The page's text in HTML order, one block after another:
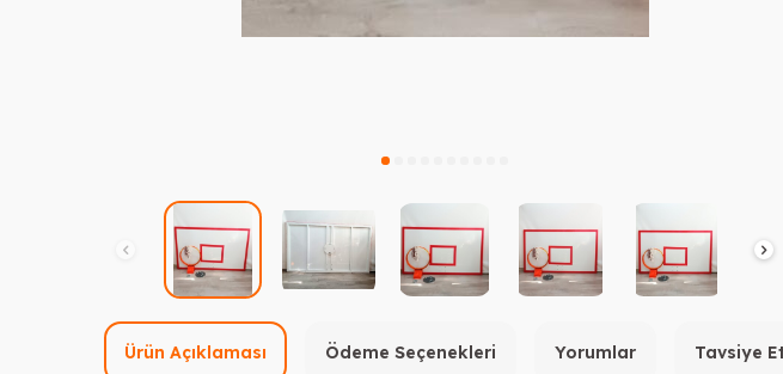
Ürün Açıklaması Ödeme Seçenekleri Yorumlar Tavsiye